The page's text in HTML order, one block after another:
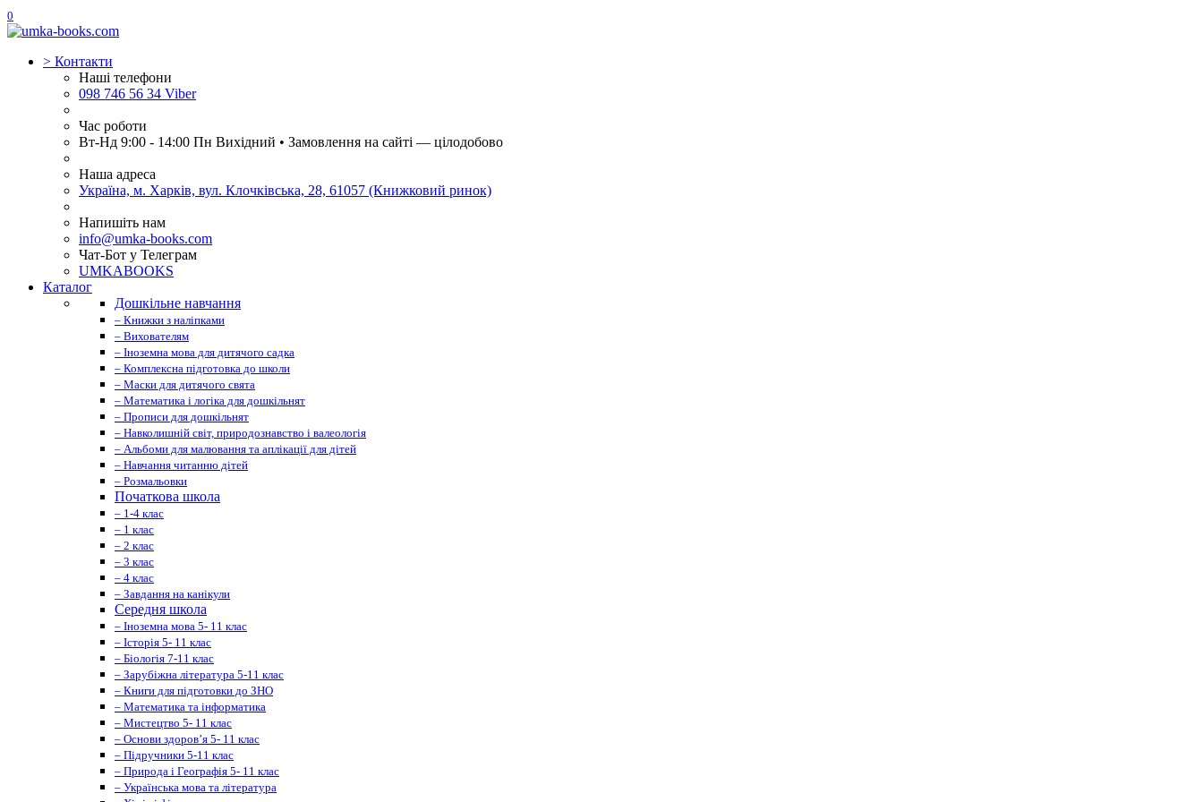
0
> Контакти
Наші телефони
098 746 56 34 Viber
Час роботи
Вт-Нд 9:00 - 14:00 Пн Вихідний • Замовлення на сайті — цілодобово
Наша адреса
Україна, м. Харків, вул. Клочківська, 28, 61057 (Книжковий ринок)
Напишіть нам
info@umka-books.com
Чат-Бот у Телеграм
UMKABOOKS
Каталог
Дошкільне навчання
– Книжки з наліпками
– Вихователям
– Іноземна мова для дитячого садка
– Комплексна підготовка до школи
– Маски для дитячого свята
– Математика і логіка для дошкільнят
– Прописи для дошкільнят
– Навколишній світ, природознавство і валеологія
– Альбоми для малювання та аплікації для дітей
– Навчання читанню дітей
– Розмальовки
Початкова школа
– 1-4 клас
– 1 клас
– 2 клас
– 3 клас
– 4 клас
– Завдання на канікули
Середня школа
– Іноземна мова 5- 11 клас
– Історія 5- 11 клас
– Біологія 7-11 клас
– Зарубіжна література 5-11 клас
– Книги для підготовки до ЗНО
– Математика та інформатика
– Мистецтво 5- 11 клас
– Основи здоров’я 5- 11 клас
– Підручники 5-11 клас
– Природа і Географія 5- 11 клас
– Українська мова та література